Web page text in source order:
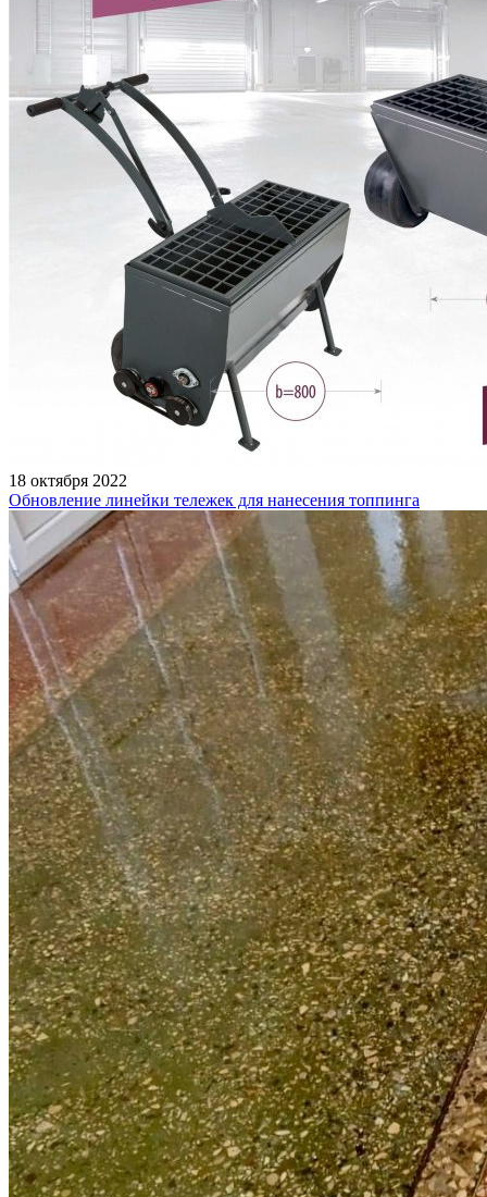
18 октября 2022
Обновление линейки тележек для нанесения топпинга